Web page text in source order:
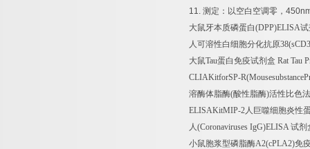
11. 测定：以空白空调零，
大鼠牙本质磷蛋白(DPP)ELISA
人可溶性白细胞分化抗原
大鼠Tau蛋白免疫试剂盒 Rat Tau
CLIAKitforSP-
溶酶体脂酶(酸性脂酶)活性比色
ELISAKitMIP-2人巨噬细胞炎性
人(Coronaviruses IgG)ELISA试剂
小鼠胞浆型磷脂酶A2(cPLA2)免